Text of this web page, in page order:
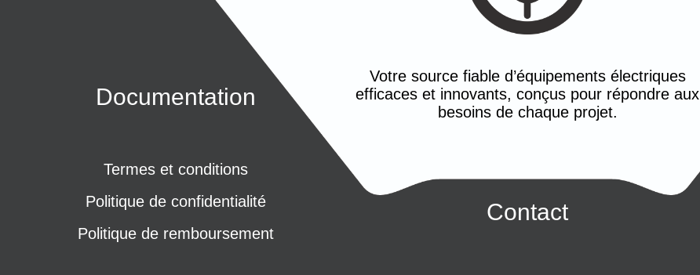
Votre source fiable d’équipements électriques
efficaces et innovants, conçus pour répondre aux
besoins de chaque projet.
Documentation
Termes et conditions
Politique de confidentialité
Politique de remboursement
Contact